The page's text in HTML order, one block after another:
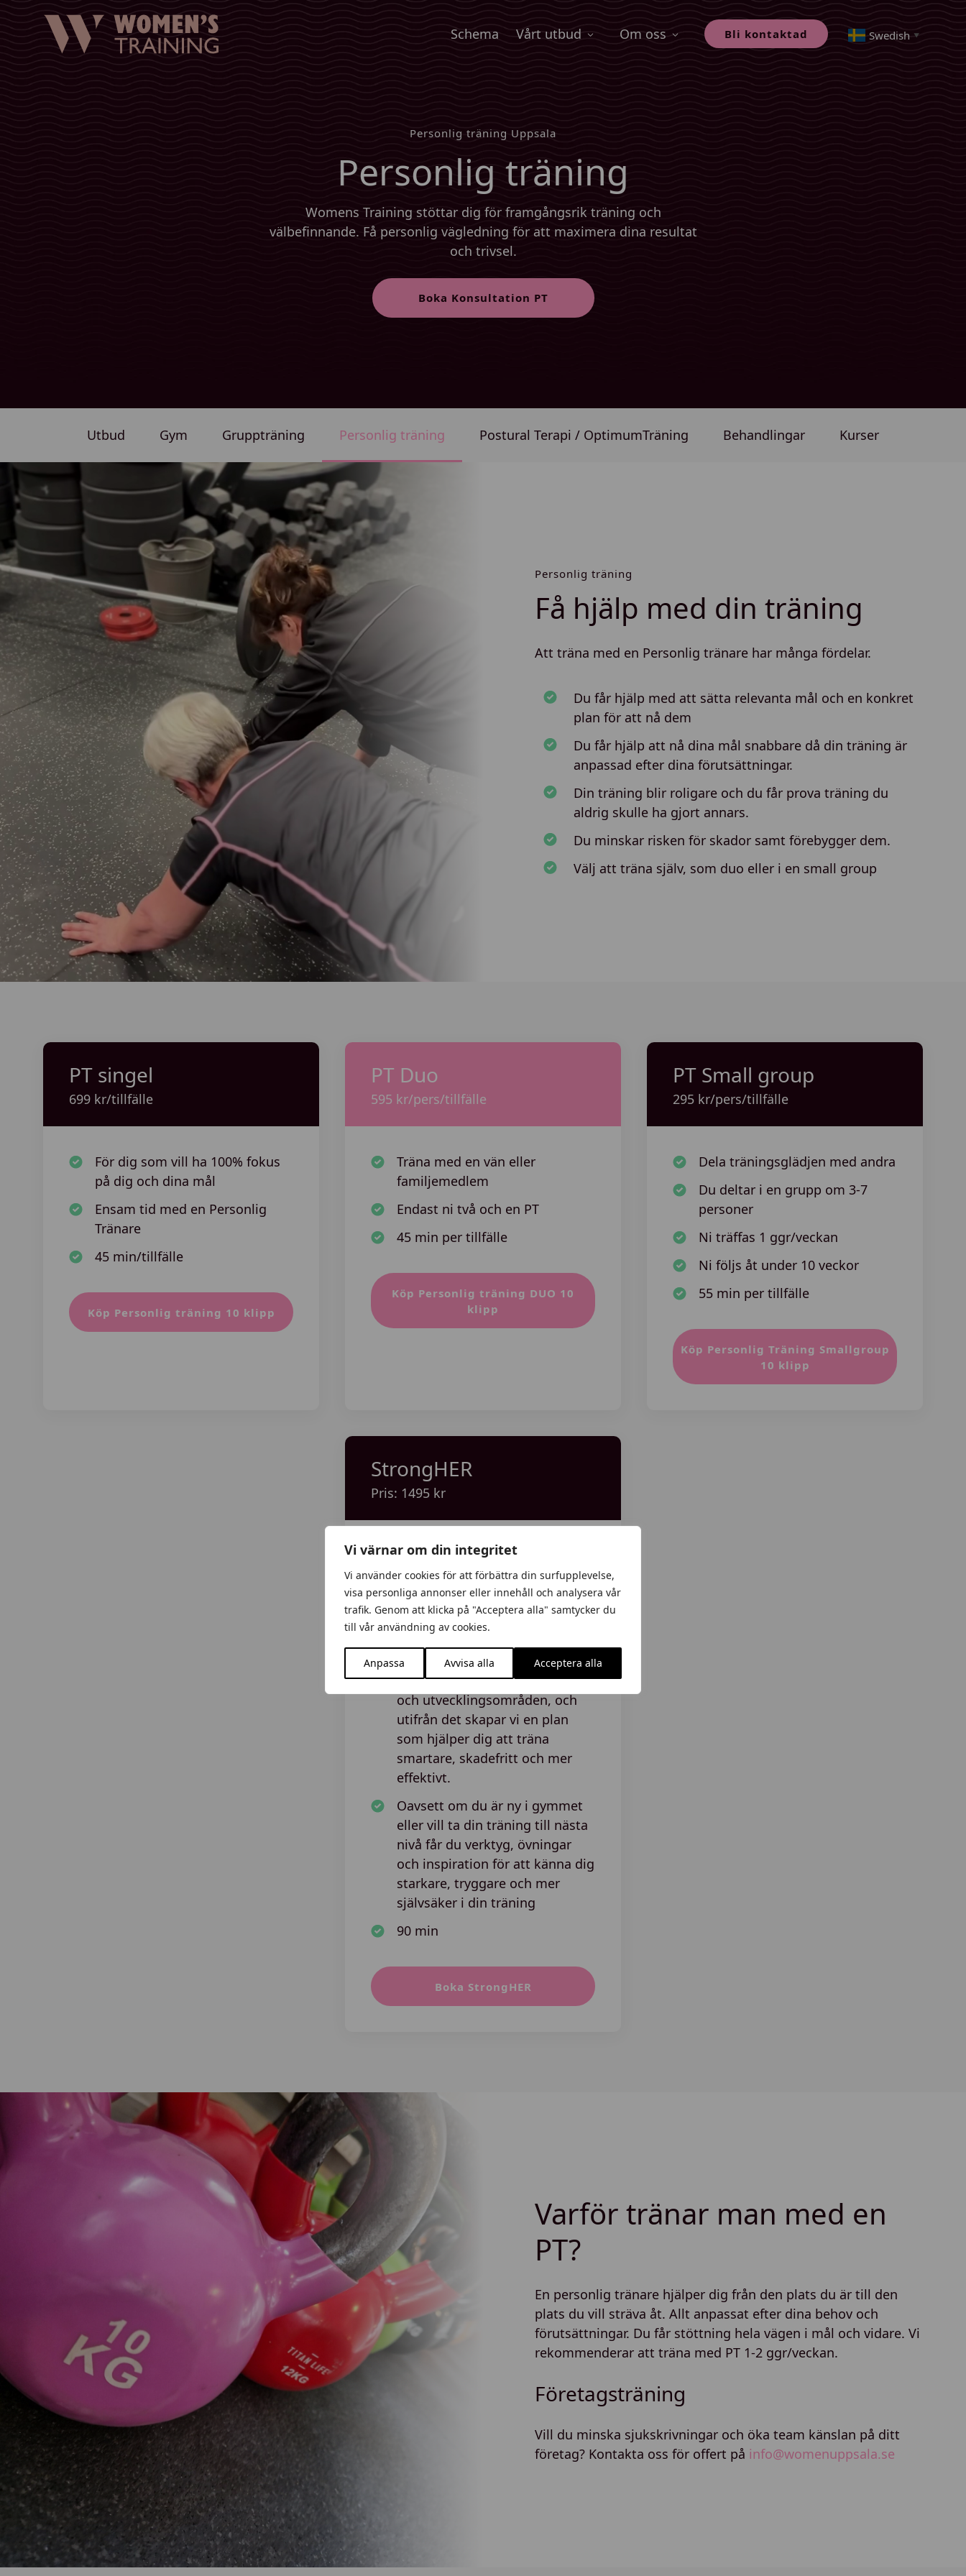
Vi värnar om din integritet
Vi använder cookies för att förbättra din surfupplevelse,
visa personliga annonser eller innehåll och analysera vår
trafik. Genom att klicka på "Acceptera alla" samtycker du
till vår användning av cookies.
Anpassa Avvisa alla Acceptera alla
Schema Vårt utbud Om oss Bli kontaktad Swedish ▼
Personlig träning Uppsala
Personlig träning
Womens Training stöttar dig för framgångsrik träning och
välbefinnande. Få personlig vägledning för att maximera dina resultat
och trivsel.
Boka Konsultation PT
Utbud Gym Gruppträning Personlig träning Postural Terapi / OptimumTräning Behandlingar Kurser
Personlig träning
Få hjälp med din träning
Att träna med en Personlig tränare har många fördelar.
Du får hjälp med att sätta relevanta mål och en konkret
plan för att nå dem
Du får hjälp att nå dina mål snabbare då din träning är
anpassad efter dina förutsättningar.
Din träning blir roligare och du får prova träning du
aldrig skulle ha gjort annars.
Du minskar risken för skador samt förebygger dem.
Välj att träna själv, som duo eller i en small group
PT singel
699 kr/tillfälle
För dig som vill ha 100% fokus
på dig och dina mål
Ensam tid med en Personlig
Tränare
45 min/tillfälle
Köp Personlig träning 10 klipp
PT Duo
595 kr/pers/tillfälle
Träna med en vän eller
familjemedlem
Endast ni två och en PT
45 min per tillfälle
Köp Personlig träning DUO 10
klipp
PT Small group
295 kr/pers/tillfälle
Dela träningsglädjen med andra
Du deltar i en grupp om 3-7
personer
Ni träffas 1 ggr/veckan
Ni följs åt under 10 veckor
55 min per tillfälle
Köp Personlig Träning Smallgroup
10 klipp
StrongHER
Pris: 1495 kr
Personlig session av en
Personlig tränare där du får en
grundlig genomgång av din
nuvarande kroppsfunktion,
rörlighet och styrka
Vi gör en kroppsscreening för
att identifiera styrkor, obalanser
och utvecklingsområden, och
utifrån det skapar vi en plan
som hjälper dig att träna
smartare, skadefritt och mer
effektivt.
Oavsett om du är ny i gymmet
eller vill ta din träning till nästa
nivå får du verktyg, övningar
och inspiration för att känna dig
starkare, tryggare och mer
självsäker i din träning
90 min
Boka StrongHER
Varför tränar man med en
PT?
En personlig tränare hjälper dig från den plats du är till den
plats du vill sträva åt. Allt anpassat efter dina behov och
förutsättningar. Du får stöttning hela vägen i mål och vidare. Vi
rekommenderar att träna med PT 1-2 ggr/veckan.
Företagsträning
Vill du minska sjukskrivningar och öka team känslan på ditt
företag? Kontakta oss för offert på info@womenuppsala.se